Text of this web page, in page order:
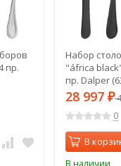
пр.
Набор
"áfrica
пр. Dalper
28 997₽
0
В
В наличии